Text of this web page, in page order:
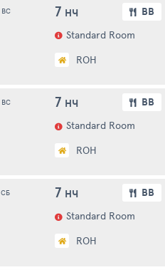
ВС 7 НЧ BB
Standard Room
ROH
ВС 7 НЧ BB
Standard Room
ROH
СБ 7 НЧ BB
Standard Room
ROH